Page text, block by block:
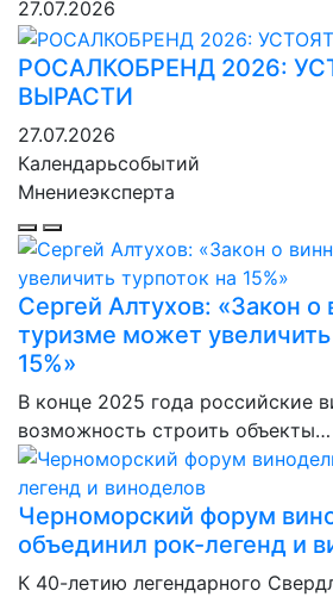
27.07.2026
РОСАЛКОБРЕНД 2026:
ВЫРАСТИ
27.07.2026
Календарьсобытий
Мнениеэксперта
Сергей Алтухов: «Закон о
туризме может увеличить
15%»
В конце 2025 года российские
возможность строить объекты…
Черноморский форум
объединил рок-легенд и
К 40-летию легендарного